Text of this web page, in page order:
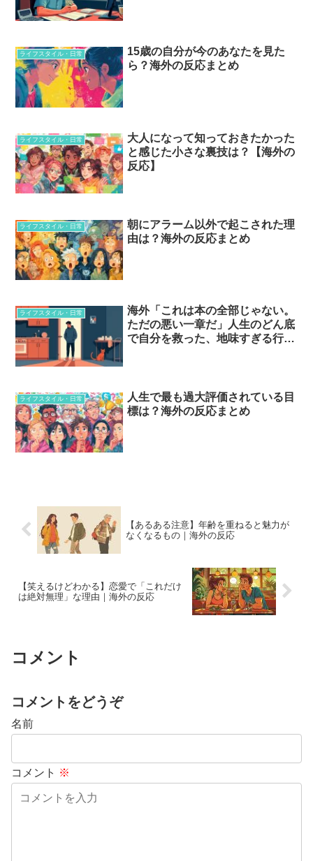
ライフスタイル・日常
15歳の自分が今のあなたを見た
ら？海外の反応まとめ
ライフスタイル・日常
大人になって知っておきたかった
と感じた小さな裏技は？【海外の
反応】
ライフスタイル・日常
朝にアラーム以外で起こされた理
由は？海外の反応まとめ
ライフスタイル・日常
海外「これは本の全部じゃない。
ただの悪い一章だ」人生のどん底
で自分を救った、地味すぎる行動
ライフスタイル・日常
人生で最も過大評価されている目
標は？海外の反応まとめ
【あるある注意】年齢を重ねると魅力が
なくなるもの｜海外の反応
【笑えるけどわかる】恋愛で「これだけ
は絶対無理」な理由｜海外の反応
コメント
コメントをどうぞ
名前
コメント ※